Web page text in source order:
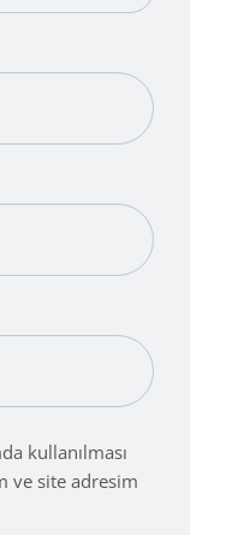
kullanılması
ve site adresim